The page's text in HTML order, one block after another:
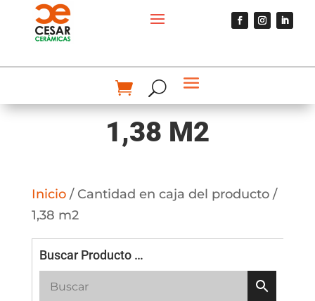
1,38 M2
Inicio/ Cantidad en caja del producto /
1,38 m2
Buscar Producto …